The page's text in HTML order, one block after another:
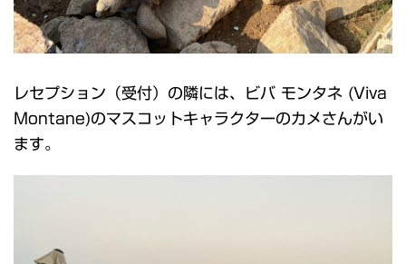
レセプション（受付）の隣には、ビバ モンタネ (Viva
Montane)のマスコットキャラクターのカメさんがい
ます。